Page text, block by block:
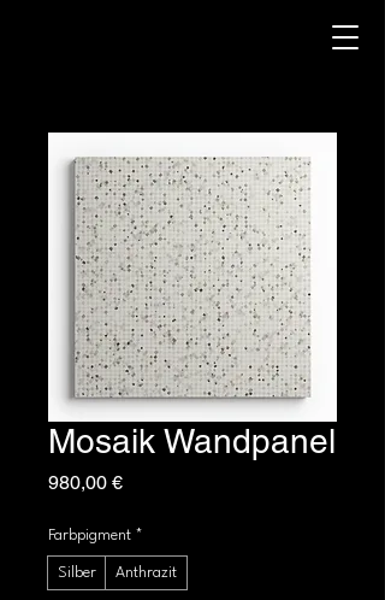
Mosaik Wandpanel
980,00 €Prix
Farbpigment *
Silber Anthrazit